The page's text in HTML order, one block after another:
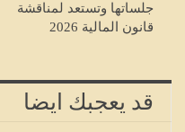
جلساتها وتستعد لمناقشة
قانون المالية 2026
قد يعجبك ايضا